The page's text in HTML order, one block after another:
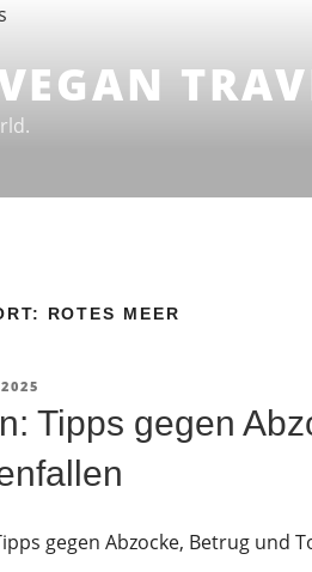
ROTES MEER
Tipps gegen